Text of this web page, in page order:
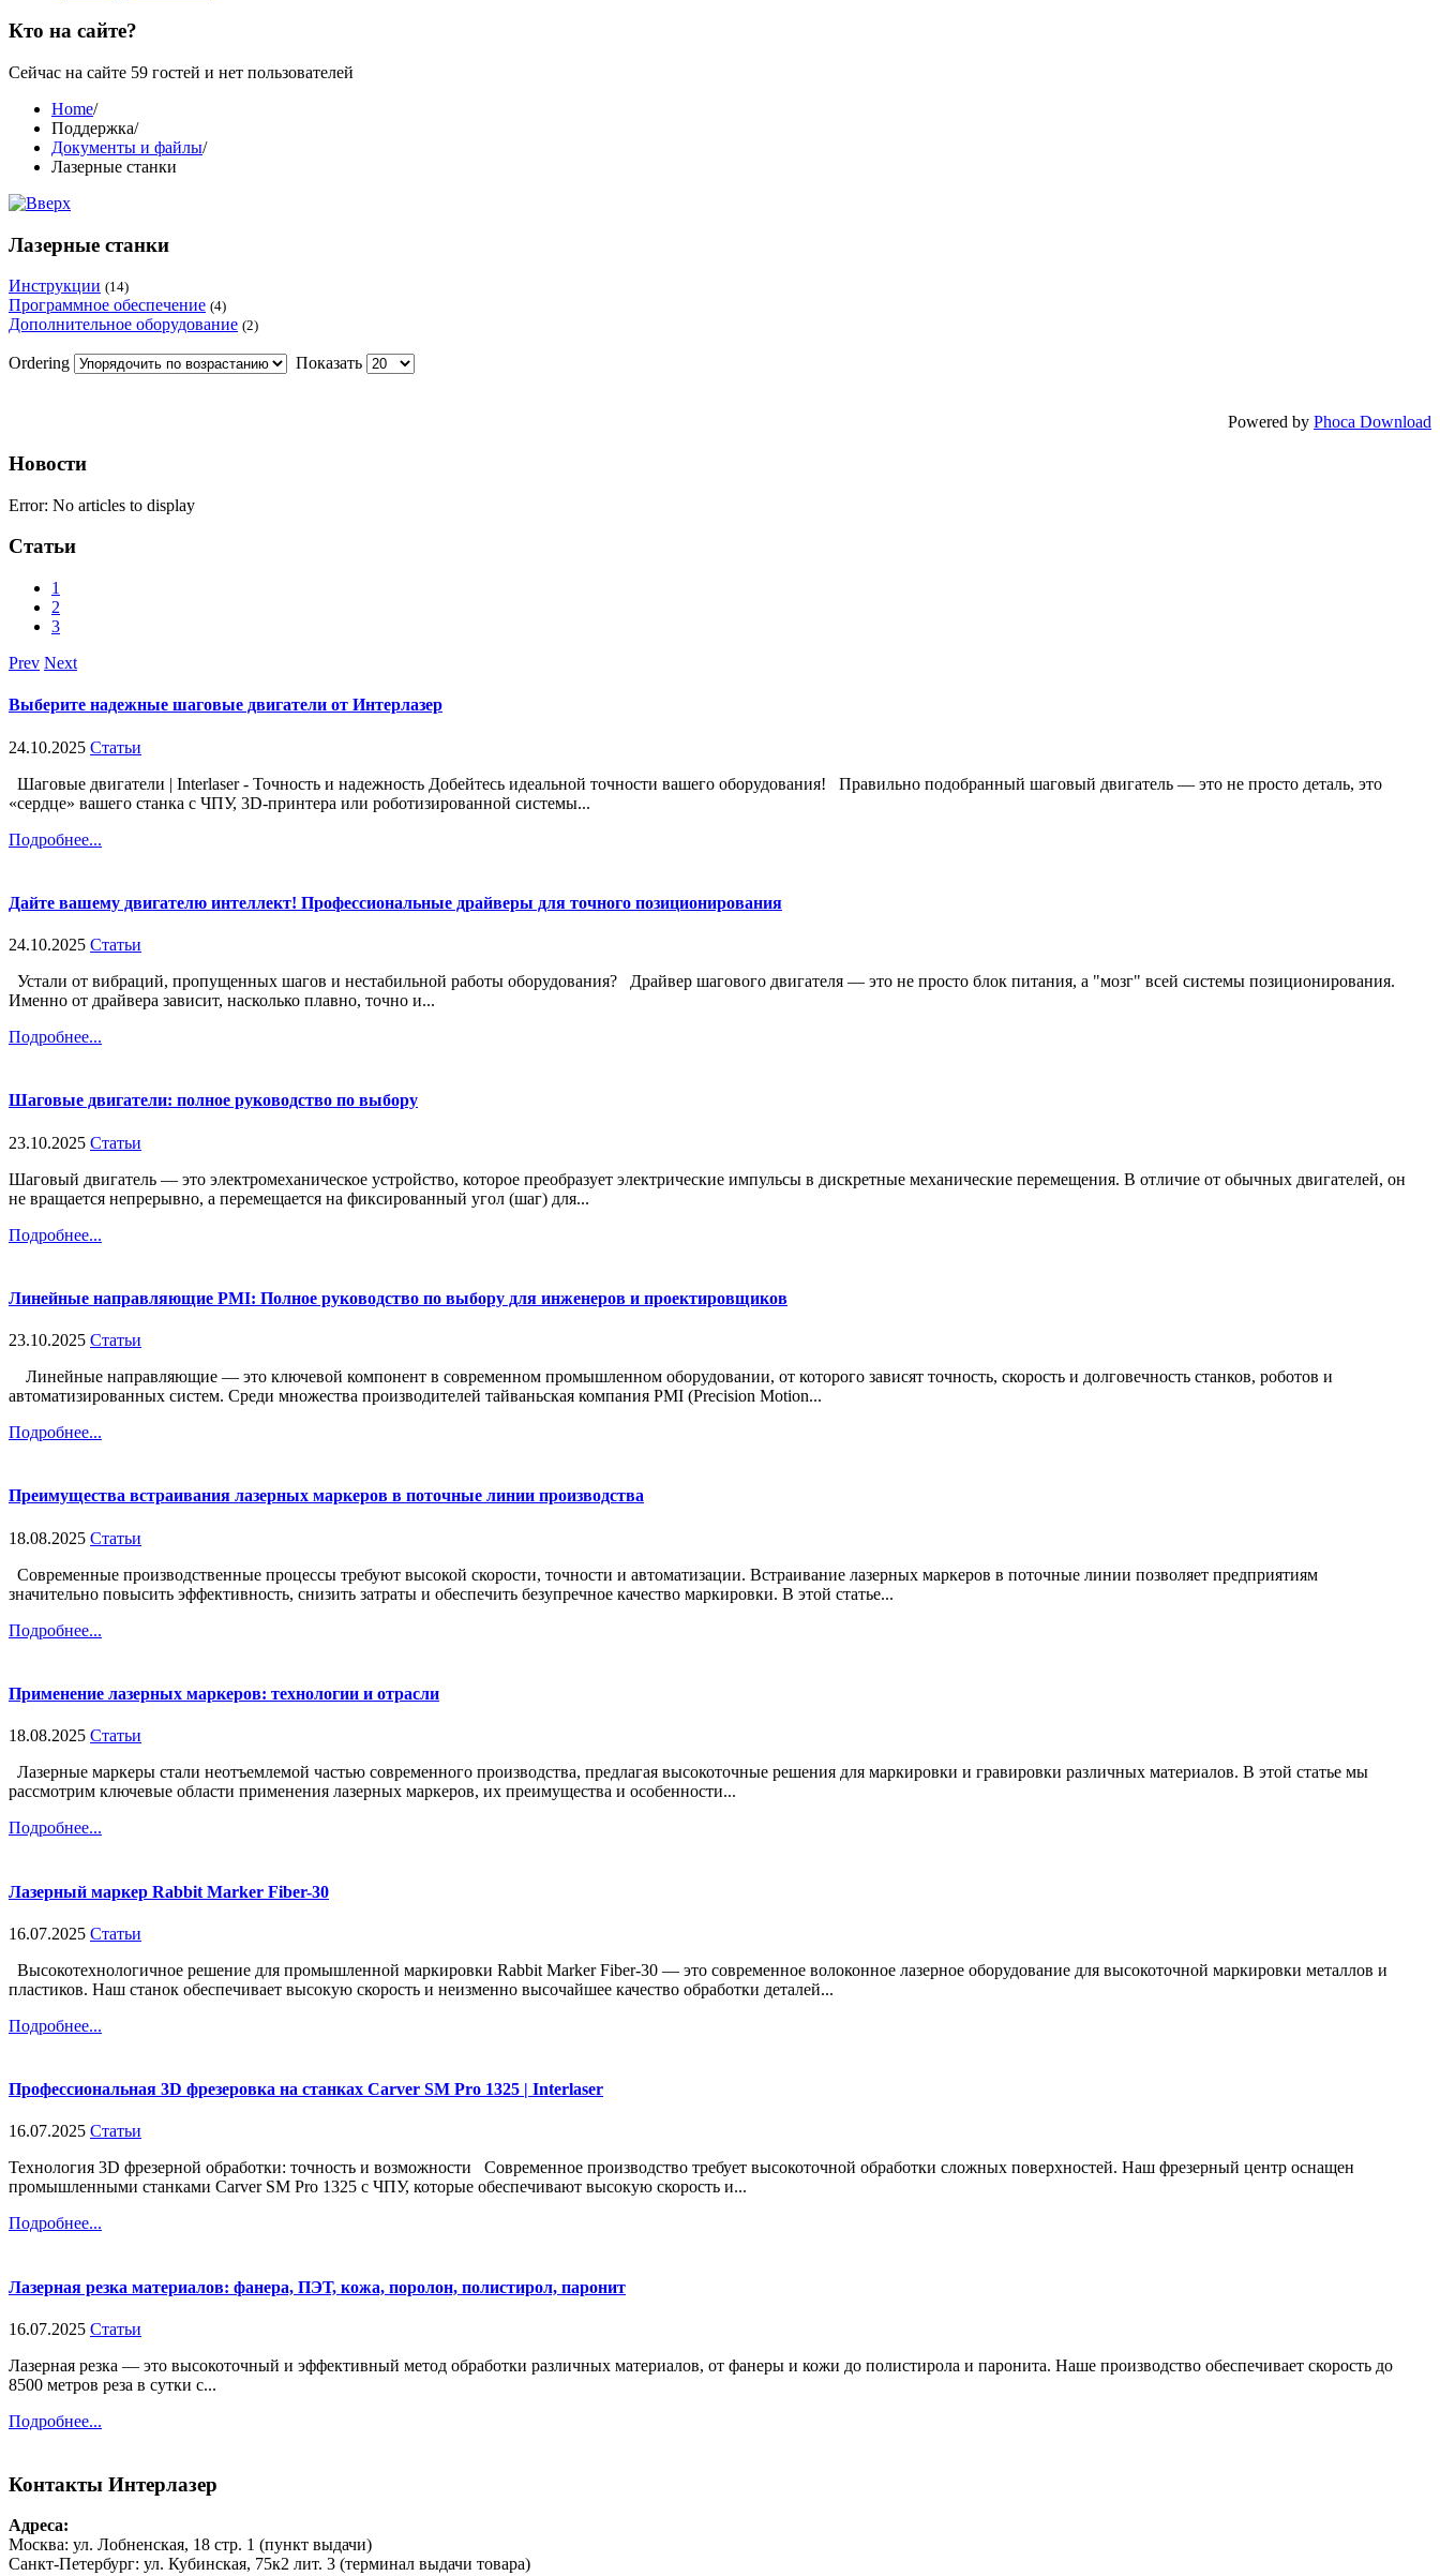
Кто на сайте?
Сейчас на сайте 59 гостей и нет пользователей
Home/
Поддержка/
Документы и файлы/
Лазерные станки
Лазерные станки
Инструкции (14)
Программное обеспечение (4)
Дополнительное оборудование (2)
Ordering Показать
Powered by Phoca Download
Новости
Error: No articles to display
Статьи
1
2
3
Prev Next
Выберите надежные шаговые двигатели от Интерлазер
24.10.2025 Статьи
Шаговые двигатели | Interlaser - Точность и надежность Добейтесь идеальной точности вашего оборудования! Правильно подобранный шаговый двигатель — это не просто деталь, это
«сердце» вашего станка с ЧПУ, 3D-принтера или роботизированной системы...
Подробнее...
Дайте вашему двигателю интеллект! Профессиональные драйверы для точного позиционирования
24.10.2025 Статьи
Устали от вибраций, пропущенных шагов и нестабильной работы оборудования? Драйвер шагового двигателя — это не просто блок питания, а "мозг" всей системы позиционирования.
Именно от драйвера зависит, насколько плавно, точно и...
Подробнее...
Шаговые двигатели: полное руководство по выбору
23.10.2025 Статьи
Шаговый двигатель — это электромеханическое устройство, которое преобразует электрические импульсы в дискретные механические перемещения. В отличие от обычных двигателей, он
не вращается непрерывно, а перемещается на фиксированный угол (шаг) для...
Подробнее...
Линейные направляющие PMI: Полное руководство по выбору для инженеров и проектировщиков
23.10.2025 Статьи
Линейные направляющие — это ключевой компонент в современном промышленном оборудовании, от которого зависят точность, скорость и долговечность станков, роботов и
автоматизированных систем. Среди множества производителей тайваньская компания PMI (Precision Motion...
Подробнее...
Преимущества встраивания лазерных маркеров в поточные линии производства
18.08.2025 Статьи
Современные производственные процессы требуют высокой скорости, точности и автоматизации. Встраивание лазерных маркеров в поточные линии позволяет предприятиям
значительно повысить эффективность, снизить затраты и обеспечить безупречное качество маркировки. В этой статье...
Подробнее...
Применение лазерных маркеров: технологии и отрасли
18.08.2025 Статьи
Лазерные маркеры стали неотъемлемой частью современного производства, предлагая высокоточные решения для маркировки и гравировки различных материалов. В этой статье мы
рассмотрим ключевые области применения лазерных маркеров, их преимущества и особенности...
Подробнее...
Лазерный маркер Rabbit Marker Fiber-30
16.07.2025 Статьи
Высокотехнологичное решение для промышленной маркировки Rabbit Marker Fiber-30 — это современное волоконное лазерное оборудование для высокоточной маркировки металлов и
пластиков. Наш станок обеспечивает высокую скорость и неизменно высочайшее качество обработки деталей...
Подробнее...
Профессиональная 3D фрезеровка на станках Carver SM Pro 1325 | Interlaser
16.07.2025 Статьи
Технология 3D фрезерной обработки: точность и возможности Современное производство требует высокоточной обработки сложных поверхностей. Наш фрезерный центр оснащен
промышленными станками Carver SM Pro 1325 с ЧПУ, которые обеспечивают высокую скорость и...
Подробнее...
Лазерная резка материалов: фанера, ПЭТ, кожа, поролон, полистирол, паронит
16.07.2025 Статьи
Лазерная резка — это высокоточный и эффективный метод обработки различных материалов, от фанеры и кожи до полистирола и паронита. Наше производство обеспечивает скорость до
8500 метров реза в сутки с...
Подробнее...
Контакты Интерлазер
Адреса:
Москва: ул. Лобненская, 18 стр. 1 (пункт выдачи)
Санкт-Петербург: ул. Кубинская, 75к2 лит. 3 (терминал выдачи товара)